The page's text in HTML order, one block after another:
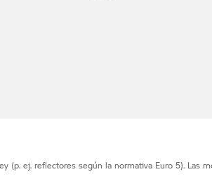
ej. reflectores según la normativa Euro 5). Las